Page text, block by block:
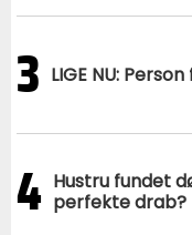
3 LIGE NU:
4 Hustru fundet
perfekte drab?